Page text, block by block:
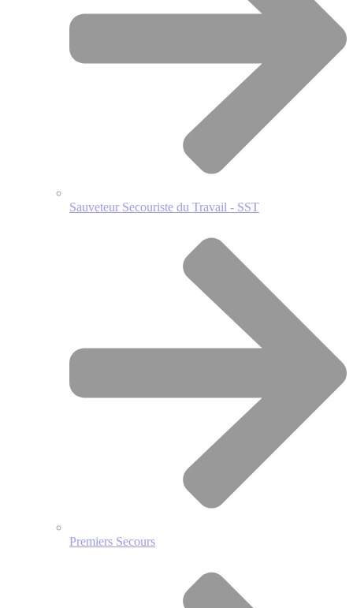
Sauveteur Secouriste du Travail - SST
Premiers Secours